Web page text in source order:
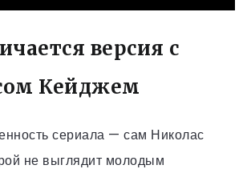
версия с
Кейджем
сериала — сам Николас
не выглядит молодым